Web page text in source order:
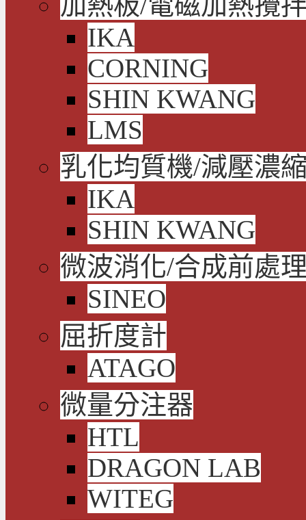
IKA
CORNING
SHIN KWANG
LMS
乳化均質機/減壓濃
IKA
SHIN KWANG
微波消化/合成前處
SINEO
屈折度計
ATAGO
微量分注器
HTL
DRAGON LAB
WITEG